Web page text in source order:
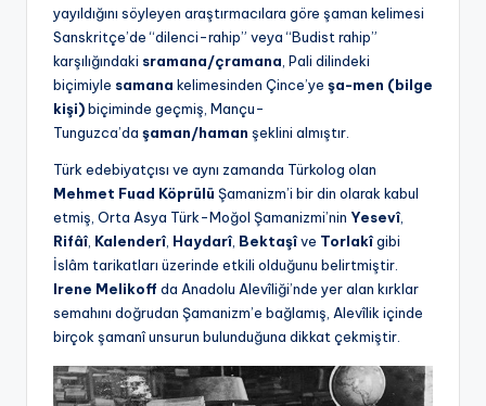
yayıldığını söyleyen araştırmacılara göre şaman kelimesi
Sanskritçe’de “dilenci-rahip” veya “Budist rahip”
karşılığındaki sramana/çramana , Pali dilindeki
biçimiyle samana kelimesinden Çince’ye şa-men (bilge
kişi)biçiminde geçmiş, Mançu-
Tunguzca’da şaman/haman şeklini almıştır.
Türk edebiyatçısı ve aynı zamanda Türkolog olan
Mehmet Fuad Köprülü Şamanizm’i bir din olarak kabul
etmiş, Orta Asya Türk-Moğol Şamanizmi’nin Yesevî
Rifâî Kalenderî Haydarî Bektaşîve Torlakîgibi
İslâm tarikatları üzerinde etkili olduğunu belirtmiştir.
Irene Melikoff da Anadolu Alevîliği’nde yer alan kırklar
semahını doğrudan Şamanizm’e bağlamış, Alevîlik içinde
birçok şamanî unsurun bulunduğuna dikkat çekmiştir.